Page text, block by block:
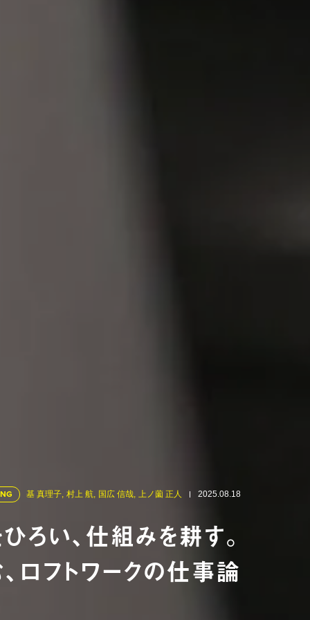
基 真理子, 村上 航, 国広 信哉, 上ノ薗 正人 2025.08.18
ろい、仕組みを耕す。
ロフトワークの仕事論